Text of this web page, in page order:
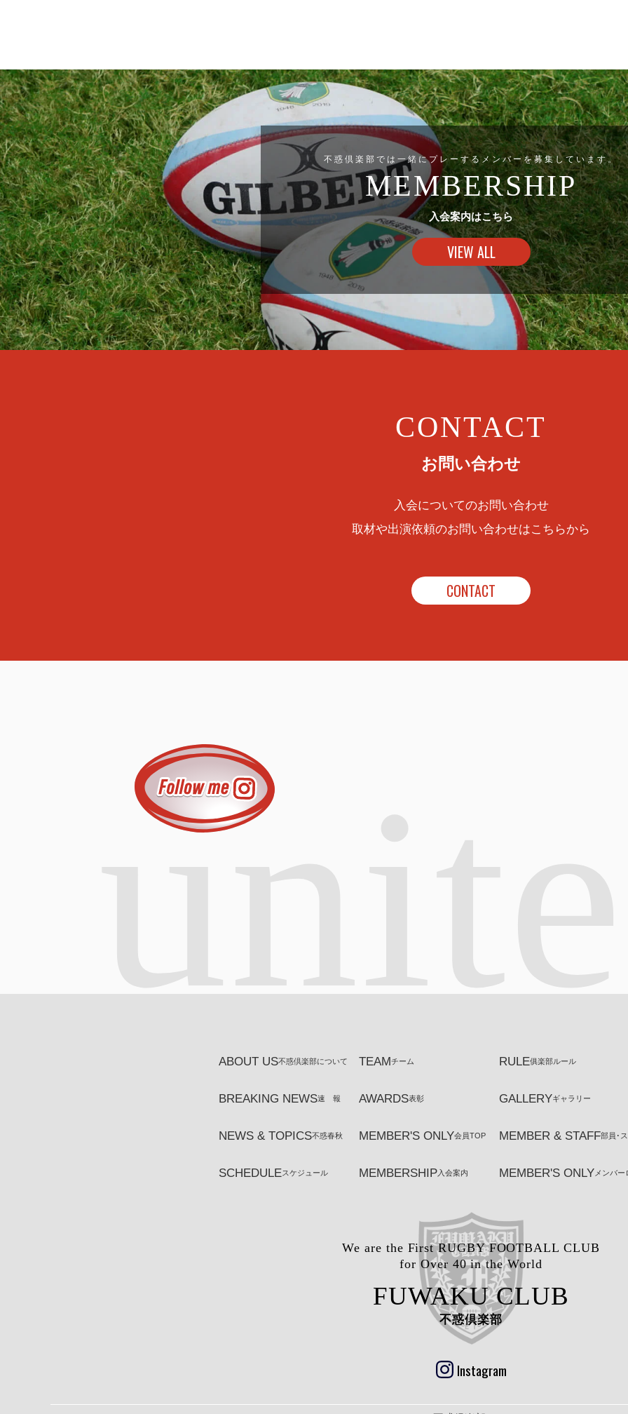
不惑倶楽部では一緒にプレーするメンバーを募集しています。
MEMBERSHIP
入会案内はこちら
VIEW ALL
CONTACT
お問い合わせ
入会についてのお問い合わせ
取材や出演依頼のお問い合わせはこちらから
CONTACT
ABOUT US不惑倶楽部について
BREAKING NEWS速 報
NEWS & TOPICS不惑春秋
SCHEDULEスケジュール
TEAMチーム
AWARDS表彰
MEMBER'S ONLY会員TOP
MEMBERSHIP 入会案内
RULE俱楽部ルール
GALLERYギャラリー
MEMBER & STAFF部員･
MEMBER'S ONLY メンバー
We are the First RUGBY FOOTBALL CLUB
for Over 40 in the World
FUWAKU CLUB
不惑倶楽部
Instagram